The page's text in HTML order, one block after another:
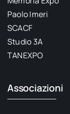
Paolo Imeri
SCACF
Studio 3A
TANEXPO
Associazioni